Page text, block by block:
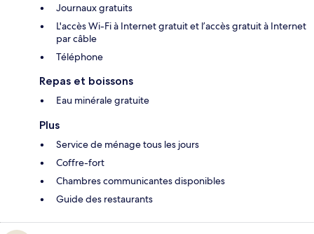
Journaux gratuits
L'accès Wi-Fi à Internet gratuit et l’accès gratuit à Internet
par câble
Téléphone
Repas et boissons
Eau minérale gratuite
Plus
Service de ménage tous les jours
Coffre-fort
Chambres communicantes disponibles
Guide des restaurants